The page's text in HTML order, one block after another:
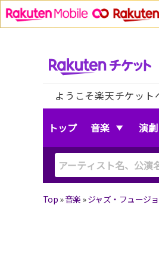
ようこそ楽天チケット
トップ 音楽 演
Top »音楽 »ジャズ・フュージ